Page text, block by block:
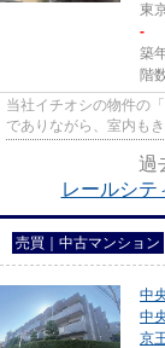
東
-
築
階
当社イチオシの物件の
でありながら、室内も
過
レールシテ
売買｜中古マンション
中
中
京